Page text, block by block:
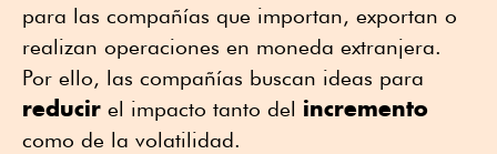
para las compañías que importan, exportan o
realizan operaciones en moneda extranjera.
Por ello, las compañías buscan ideas para
reducir el impacto tanto del incremento
como de la volatilidad.